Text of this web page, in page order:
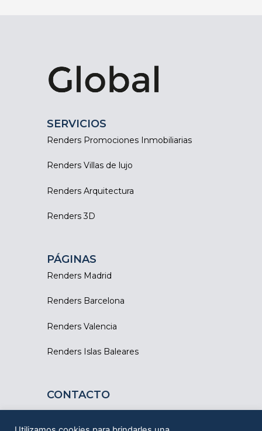
SERVICIOS
Renders Promociones Inmobiliarias
Renders Villas de lujo
Renders Arquitectura
Renders 3D
PÁGINAS
Renders Madrid
Renders Barcelona
Renders Valencia
Renders Islas Baleares
CONTACTO